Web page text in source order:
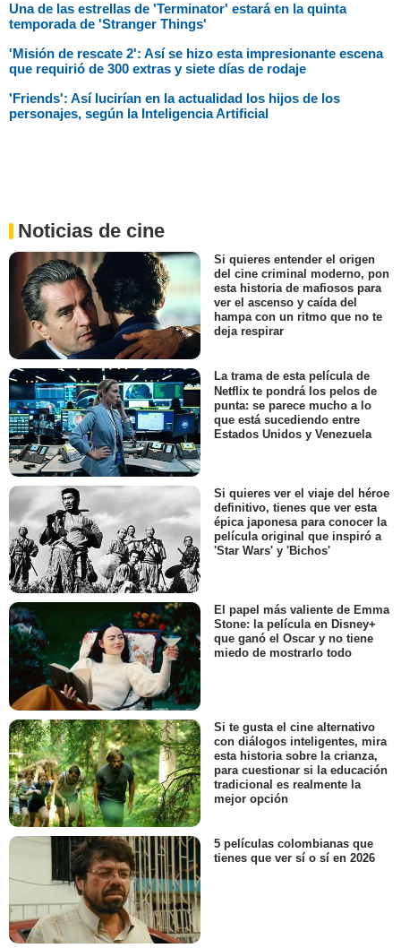
Una de las estrellas de 'Terminator' estará en la quinta
temporada de 'Stranger Things'
'Misión de rescate 2': Así se hizo esta impresionante escena
que requirió de 300 extras y siete días de rodaje
'Friends': Así lucirían en la actualidad los hijos de los
personajes, según la Inteligencia Artificial
Noticias de cine
Si quieres entender el origen
del cine criminal moderno, pon
esta historia de mafiosos para
ver el ascenso y caída del
hampa con un ritmo que no te
deja respirar
La trama de esta película de
Netflix te pondrá los pelos de
punta: se parece mucho a lo
que está sucediendo entre
Estados Unidos y Venezuela
Si quieres ver el viaje del héroe
definitivo, tienes que ver esta
épica japonesa para conocer la
película original que inspiró a
'Star Wars' y 'Bichos'
El papel más valiente de Emma
Stone: la película en Disney+
que ganó el Oscar y no tiene
miedo de mostrarlo todo
Si te gusta el cine alternativo
con diálogos inteligentes, mira
esta historia sobre la crianza,
para cuestionar si la educación
tradicional es realmente la
mejor opción
5 películas colombianas que
tienes que ver sí o sí en 2026